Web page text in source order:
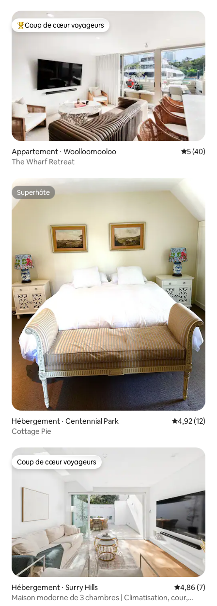
Coups de cœur voyageurs les plus appréciés
Coup de cœur voyageurs
Appartement ⋅ Woolloomooloo
5 (40)
The Wharf Retreat
Superhôte
Superhôte
Hébergement ⋅ Centennial Park Évaluation
4,92 (12)
Cottage Pie
Coup de cœur voyageurs
Coup de cœur voyageurs
Hébergement ⋅ Surry Hills Évaluation
4,86 (7)
Maison moderne de 3 chambres | Climatisation, cour,